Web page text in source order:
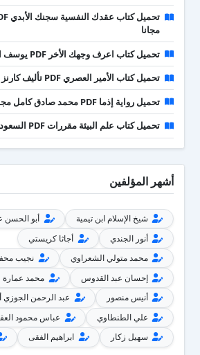
مجانا
تحميل كتاب اعرف وجهك الأخر PDF يوسف الحسني
تحميل كتاب الأمير العصري PDF تأليف كارنز لورد كامل مجانا
تحميل رواية إذما PDF محمد صادق كامل مجانا
تحميل كتاب علم البيئة مقررات PDF السعودية 1443
أشهر المؤلفين
شيخ الإسلام ابن تيمية
أبو الحسن
أنور الجندي
أجاثا كريستي
محمد متولي الشعراوي
نجيب
إحسان عبد القدوس
محمد عمارة
أنيس منصور
عبد الرحمن الجوزي
علي الطنطاوي
عباس محمود
سهيل زكار
ابراهيم الفقى